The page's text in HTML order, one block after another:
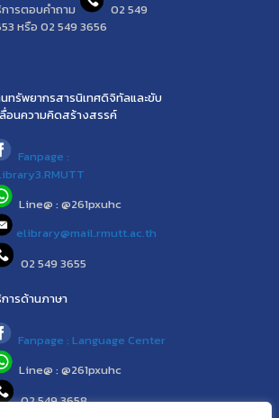
ารตอบคำถาม
02 549
หรือ 02 549 3656
ทรัพยากรสารนิเทศดิจิทัลและขับ
อนความคิดสร้างสรรค์
Fanpage :
Line@ : @261pxuhc
elibrary@mail.rmutt.ac.th
02 549 3655
ารด้านภาษา
Fanpage : Language Center
Line@ : @261pxuhc
02 549 3658